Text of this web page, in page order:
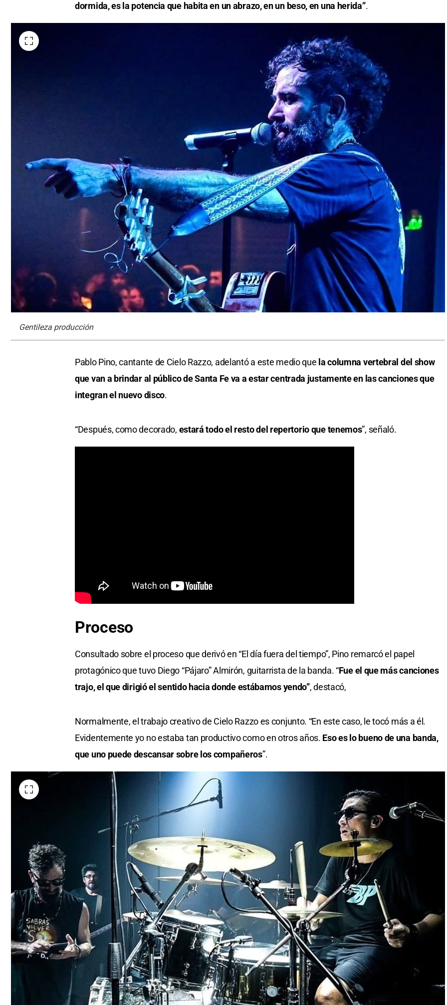
dormida, es la potencia que habita en un abrazo, en un beso, en una herida”.
Gentileza producción
Pablo Pino, cantante de Cielo Razzo, adelantó a este medio que la columna vertebral del show
que van a brindar al público de Santa Fe va a estar centrada justamente en las canciones que
integran el nuevo disco.
“Después, como decorado, estará todo el resto del repertorio que tenemos”, señaló.
Proceso
Consultado sobre el proceso que derivó en “El día fuera del tiempo”, Pino remarcó el papel
protagónico que tuvo Diego “Pájaro” Almirón, guitarrista de la banda. “Fue el que más canciones
trajo, el que dirigió el sentido hacia donde estábamos yendo”, destacó,
Normalmente, el trabajo creativo de Cielo Razzo es conjunto. “En este caso, le tocó más a él.
Evidentemente yo no estaba tan productivo como en otros años. Eso es lo bueno de una banda,
que uno puede descansar sobre los compañeros”.